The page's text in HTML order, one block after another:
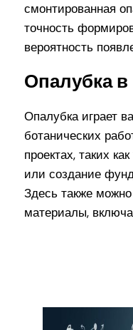
смонтированная
точность
вероятность
Опалубка в
Опалубка играет
ботанических
проектах, таких
или создание
Здесь также
материалы,